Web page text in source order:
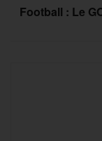
Football : Le